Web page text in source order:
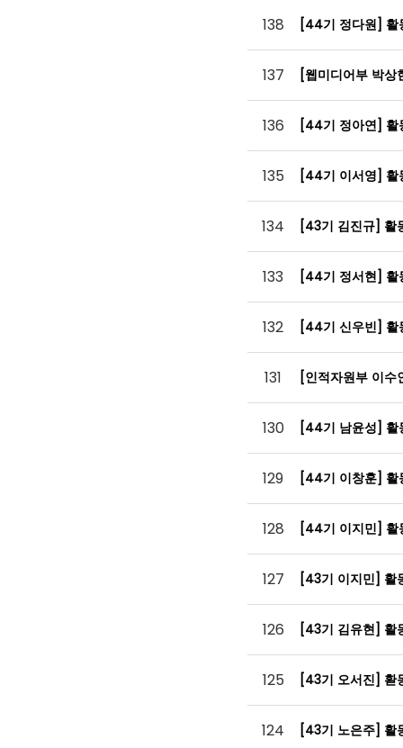
138 [44기 정다원]
137 [웹미디어부 박
136 [44기 정아연]
135 [44기 이서영]
134 [43기 김진규] 활
133 [44기 정서현]
132 [44기 신우빈]
131 [인적자원부 이
130 [44기 남윤성]
129 [44기 이창훈]
128 [44기 이지민]
127 [43기 이지민] 활
126 [43기 김유현] 활
125 [43기 오서진] 홛
124 [43기 노은주] 활